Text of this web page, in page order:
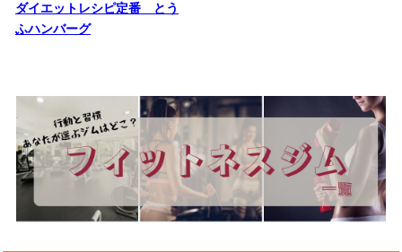
ダイエットレシピ定番 とう
ふハンバーグ